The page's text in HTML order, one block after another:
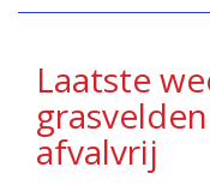
Laatste
afvalvrij